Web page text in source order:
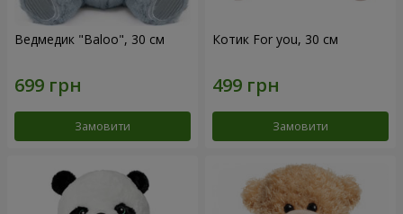
Ведмедик "Baloo", 30 см
Замовити
Котик For you, 30 см
Замовити